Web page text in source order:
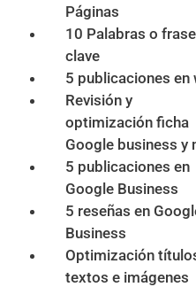
Páginas
10 Palabras o
clave
5 publicaciones en
Revisión y
optimización ficha
Google business y
5 publicaciones en
Google Business
5 reseñas en
Business
Optimización
textos e imágenes